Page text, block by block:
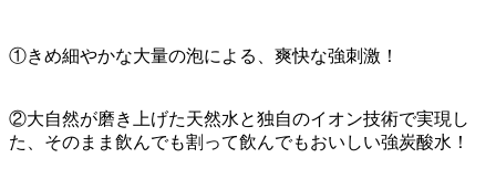
①きめ細やかな大量の泡による、爽快な強刺激！
②大自然が磨き上げた天然水と独自のイオン技術で実現し
た、そのまま飲んでも割って飲んでもおいしい強炭酸水！